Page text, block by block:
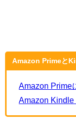
Amazon Primeと
Amazon Prime
Amazon